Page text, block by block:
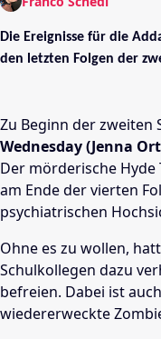
Die Ereignisse für die
den letzten Folgen der
Zu Beginn der zweiten
Wednesday (Jenna
Der mörderische Hyde
am Ende der vierten
psychiatrischen
Ohne es zu wollen,
Schulkollegen dazu
befreien. Dabei ist
wiedererweckte